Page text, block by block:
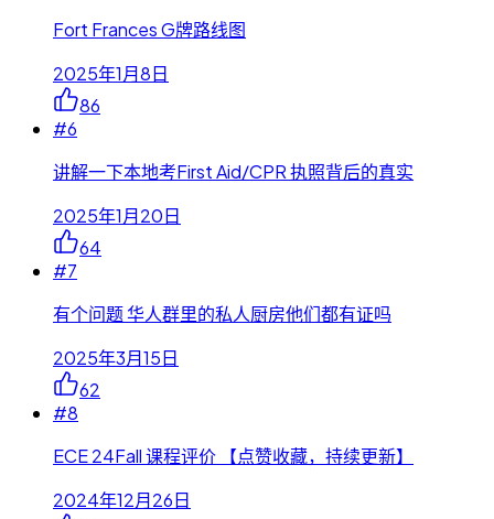
Fort Frances G牌路线图
2025年1月8日
86
#6
讲解一下本地考First Aid/CPR 执照背后的真实
2025年1月20日
64
#7
有个问题 华人群里的私人厨房他们都有证吗
2025年3月15日
62
#8
ECE 24Fall 课程评价 【点赞收藏，持续更新】
2024年12月26日